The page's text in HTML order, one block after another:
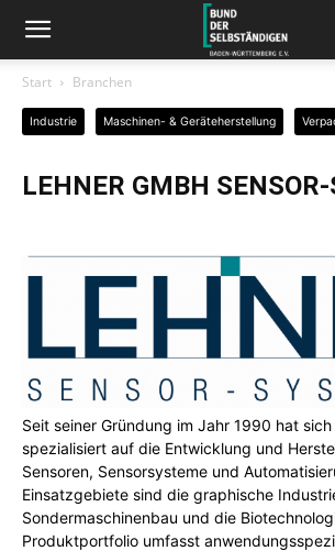
Start Branchen
Industrie Maschinen- & Geräteherstellung
LEHNER GMBH
Seit seiner Gründung im Jahr 1990 hat sich
spezialisiert auf die Entwicklung und
Sensoren, Sensorsysteme und
Einsatzgebiete sind die graphische
Sondermaschinenbau und die
Produktportfolio umfasst